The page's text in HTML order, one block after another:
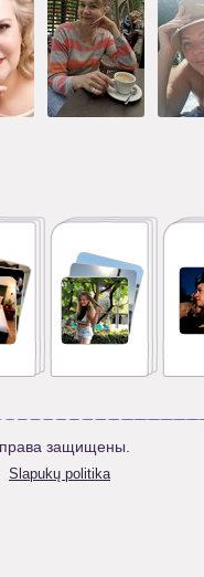
защищены.
Slapukų politika